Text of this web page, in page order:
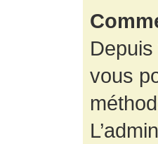
Depuis
vous